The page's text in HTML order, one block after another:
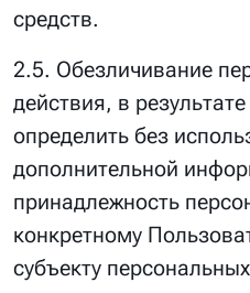
средств.
2.5. Обезличивание
действия, в
определить без
дополнительной
принадлежность
конкретному
субъекту